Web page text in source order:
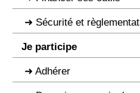
Sécurité et
Je participe
Adhérer